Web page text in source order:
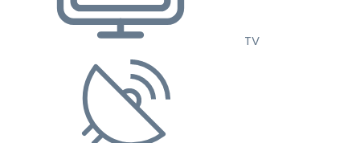
TV